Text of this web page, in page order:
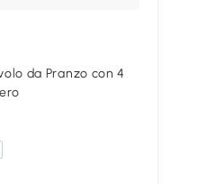
da Pranzo con 4